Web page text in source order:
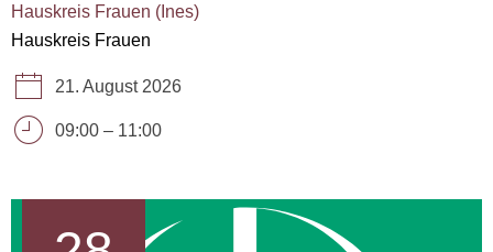
Hauskreis Frauen (Ines)
Hauskreis Frauen
21. August 2026
09:00 – 11:00